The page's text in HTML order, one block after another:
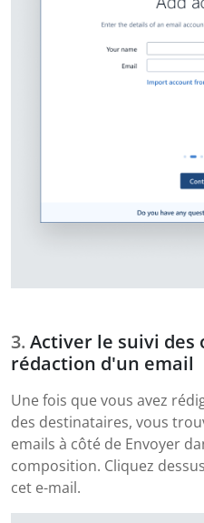
Activer le suivi des
rédaction d'un email
Une fois que vous avez
des destinataires, vous
emails à côté de Envoyer
composition. Cliquez
cet e-mail.